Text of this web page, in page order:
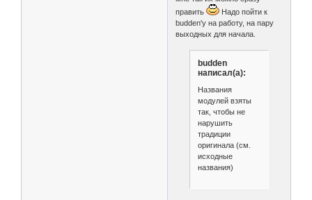
править
Надо пойти к
budden'у на работу, на пару
выходных для начала.
budden
написал(а):
Названия
модулей взяты
так, чтобы не
нарушить
традиции
оригинала (см.
исходные
названия)